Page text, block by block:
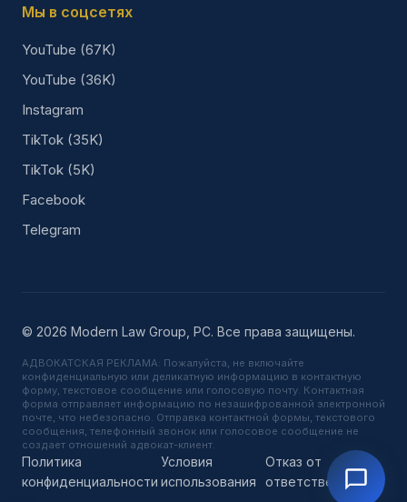
Мы в соцсетях
YouTube (67K)
YouTube (36K)
Instagram
TikTok (35K)
TikTok (5K)
Facebook
Telegram
© 2026 Modern Law Group, PC. Все права защищены.
АДВОКАТСКАЯ РЕКЛАМА: Пожалуйста, не включайте
конфиденциальную или деликатную информацию в контактную
форму, текстовое сообщение или голосовую почту. Контактная
форма отправляет информацию по незашифрованной электронной
почте, что небезопасно. Отправка контактной формы, текстового
сообщения, телефонный звонок или голосовое сообщение не
создает отношений адвокат-клиент.
Политика
конфиденциальности
Условия
использования
Отказ от
ответственности